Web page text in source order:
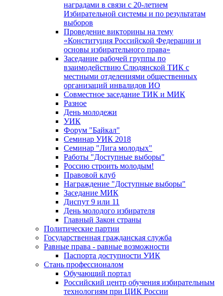
наградами в связи с 20-летием
Избирательной системы и по результатам
выборов
Проведение викторины на тему
«Конституция Российской Федерации и
основы избирательного права»
Заседание рабочей группы по
взаимодействию Слюдянской ТИК с
местными отделениями общественных
организаций инвалидов ИО
Совместное заседание ТИК и МИК
Разное
День молодежи
УИК
Форум "Байкал"
Семинар УИК 2018
Семинар "Лига молодых"
Работы "Доступные выборы"
Россию строить молодым!
Правовой клуб
Награждение "Доступные выборы"
Заседание МИК
Диспут 9 или 11
День молодого избирателя
Главный Закон страны
Политические партии
Государственная гражданская служба
Равные права - равные возможности
Паспорта доступности УИК
Стань профессионалом
Обучающий портал
Российский центр обучения избирательным
технологиям при ЦИК России